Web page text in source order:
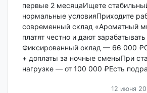
первые 2 месяцаИщете
нормальные условияПриходите
современный склад «Ароматный
платят честно и дают
Фиксированный оклад — 66 000
+ доплаты за ночные сменыПри
нагрузке — от 100 000 ₽Есть
12 июня